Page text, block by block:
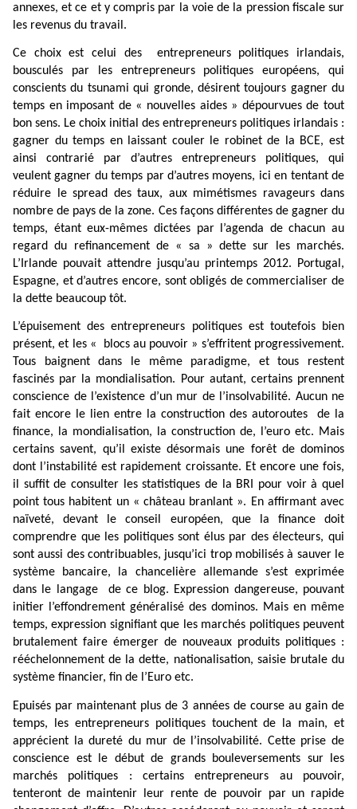
annexes, et ce et y compris par la voie de la pression fiscale sur
les revenus du travail.
Ce choix est celui des
entrepreneurs politiques irlandais,
bousculés par les entrepreneurs politiques européens, qui
conscients du tsunami qui gronde, désirent toujours gagner du
temps en imposant de « nouvelles aides » dépourvues de tout
bon sens. Le choix initial des entrepreneurs politiques irlandais :
gagner du temps en laissant couler le robinet de la BCE, est
ainsi contrarié par d’autres entrepreneurs politiques, qui
veulent gagner du temps par d’autres moyens, ici en tentant de
réduire le spread des taux, aux mimétismes ravageurs dans
nombre de pays de la zone. Ces façons différentes de gagner du
temps, étant eux-mêmes dictées par l’agenda de chacun au
regard du refinancement de « sa » dette sur les marchés.
L’Irlande pouvait attendre jusqu’au printemps 2012. Portugal,
Espagne, et d’autres encore, sont obligés de commercialiser de
la dette beaucoup tôt.
L’épuisement des entrepreneurs politiques est toutefois bien
présent, et les « blocs au pouvoir » s’effritent progressivement.
Tous baignent dans le même paradigme, et tous restent
fascinés par la mondialisation. Pour autant, certains prennent
conscience de l’existence d’un mur de l’insolvabilité. Aucun ne
fait encore le lien entre la construction des autoroutes
de la
finance, la mondialisation, la construction de, l’euro etc. Mais
certains savent, qu’il existe désormais une forêt de dominos
dont l’instabilité est rapidement croissante. Et encore une fois,
il suffit de consulter les statistiques de la BRI pour voir à quel
point tous habitent un « château branlant ». En affirmant avec
naïveté, devant le conseil européen, que la finance doit
comprendre que les politiques sont élus par des électeurs, qui
sont aussi des contribuables, jusqu’ici trop mobilisés à sauver le
système bancaire, la chancelière allemande s’est exprimée
dans le langage
de ce blog. Expression dangereuse, pouvant
initier l’effondrement généralisé des dominos. Mais en même
temps, expression signifiant que les marchés politiques peuvent
brutalement faire émerger de nouveaux produits politiques :
rééchelonnement de la dette, nationalisation, saisie brutale du
système financier, fin de l’Euro etc.
Epuisés par maintenant plus de 3 années de course au gain de
temps, les entrepreneurs politiques touchent de la main, et
apprécient la dureté du mur de l’insolvabilité. Cette prise de
conscience est le début de grands bouleversements sur les
marchés politiques : certains entrepreneurs au pouvoir,
tenteront de maintenir leur rente de pouvoir par un rapide